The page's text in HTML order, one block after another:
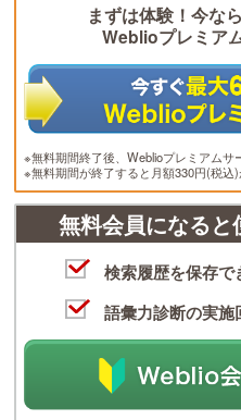
まずは体験！今なら
Weblioプレミア
※無料期間終了後、Weblioプレミアムサ
※無料期間が終了すると月額330円(税込)
無料会員になると
検索履歴を保存で
語彙力診断の実施